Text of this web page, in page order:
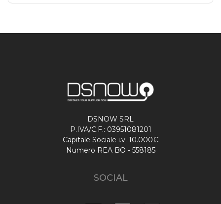
DSNOW SRL
P.IVA/C.F.: 03951081201
Capitale Sociale i.v. 10.000€
Numero REA BO - 558185
SOCIAL